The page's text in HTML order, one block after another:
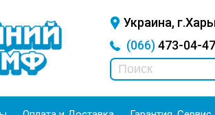
Украина,
(066)473-04-